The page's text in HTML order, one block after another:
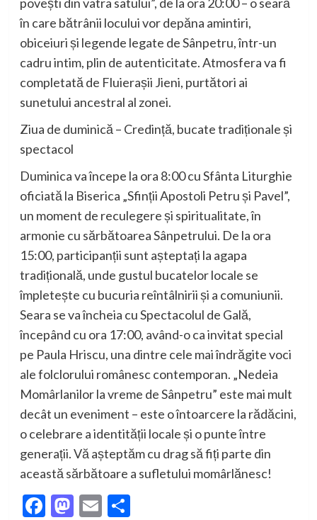
în care bătrânii locului vor depăna amintiri,
obiceiuri și legende legate de Sânpetru, într-un
cadru intim, plin de autenticitate. Atmosfera va fi
completată de Fluierașii Jieni, purtători ai
sunetului ancestral al zonei.
Ziua de duminică – Credință, bucate tradiționale și
spectacol
Duminica va începe la ora 8:00 cu Sfânta Liturghie
oficiată la Biserica „Sfinții Apostoli Petru și Pavel”,
un moment de reculegere și spiritualitate, în
armonie cu sărbătoarea Sânpetrului. De la ora
15:00, participanții sunt așteptați la agapa
tradițională, unde gustul bucatelor locale se
împletește cu bucuria reîntâlnirii și a comuniunii.
Seara se va încheia cu Spectacolul de Gală,
începând cu ora 17:00, având-o ca invitat special
pe Paula Hriscu, una dintre cele mai îndrăgite voci
ale folclorului românesc contemporan. „Nedeia
Momârlanilor la vreme de Sânpetru” este mai mult
decât un eveniment – este o întoarcere la rădăcini,
o celebrare a identității locale și o punte între
generații. Vă așteptăm cu drag să fiți parte din
această sărbătoare a sufletului momârlănesc!
Facebook
Mastodon
EmailPartajează